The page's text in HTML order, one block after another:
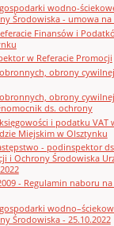
wodno-
Środowiska - umowa na
Finansów i
w Referacie Promocji
obrony
obrony
ds. ochrony
i podatku VAT
Miejskim w Olsztynku
- podinspektor
i Ochrony Środowiska
- Regulamin naboru
Środowiska - 25.10.2022